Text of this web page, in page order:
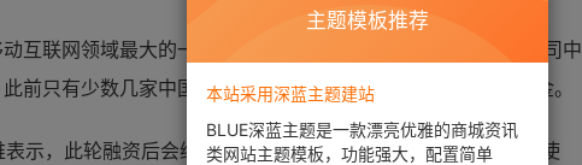
互联网领域最大的一笔投资诞生，它也是中国互联网非上市公司中
前只有少数几家中国公司在非公开市场的融资规模超过7亿美金。
示，此轮融资后会继续坚持公司“移动互联网，让出行更美好”使
主题模板推荐
本站采用深蓝主题建站
BLUE深蓝主题是一款漂亮优雅的商城资讯
类网站主题模板，功能强大，配置简单